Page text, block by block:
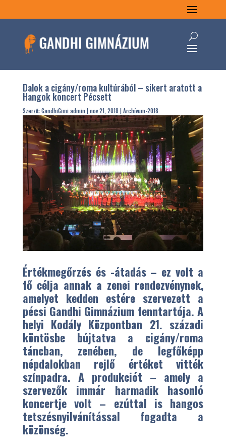
Dalok a cigány/roma kultúrából – sikert aratott a
Hangok koncert Pécsett
Szerző:GandhiGimi admin|nov 21, 2018 |Archívum-2018
Értékmegőrzés és -átadás – ez volt a
fő célja annak a zenei rendezvénynek,
amelyet kedden estére szervezett a
pécsi Gandhi Gimnázium fenntartója. A
helyi Kodály Központban 21. századi
köntösbe bújtatva a cigány/roma
táncban, zenében, de legfőképp
népdalokban rejlő értéket vitték
színpadra. A produkciót – amely a
szervezők immár harmadik hasonló
koncertje volt – ezúttal is hangos
tetszésnyilvánítással fogadta a
közönség.